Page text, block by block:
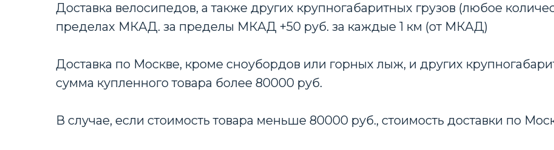
Доставка велосипедов, а также других крупногабаритных грузов (любое
пределах МКАД. за пределы МКАД +50 руб. за каждые 1 км (от МКАД)
Доставка по Москве, кроме сноубордов или горных лыж, и других
сумма купленного товара более 80000 руб.
В случае, если стоимость товара меньше 80000 руб., стоимость доставки по